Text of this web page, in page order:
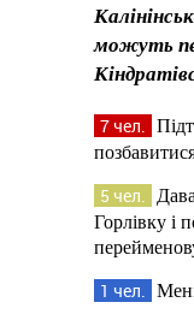
можуть
7 чел.
5 чел.
Горлівку і
1 чел.